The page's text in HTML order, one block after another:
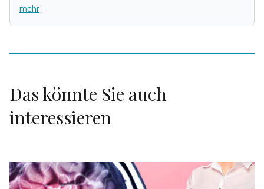
mehr
Das könnte Sie auch
interessieren